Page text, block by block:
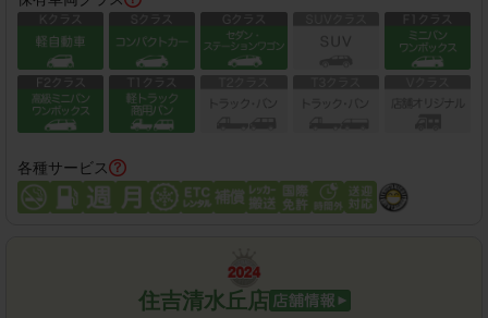
各種サービス
住吉清水丘店